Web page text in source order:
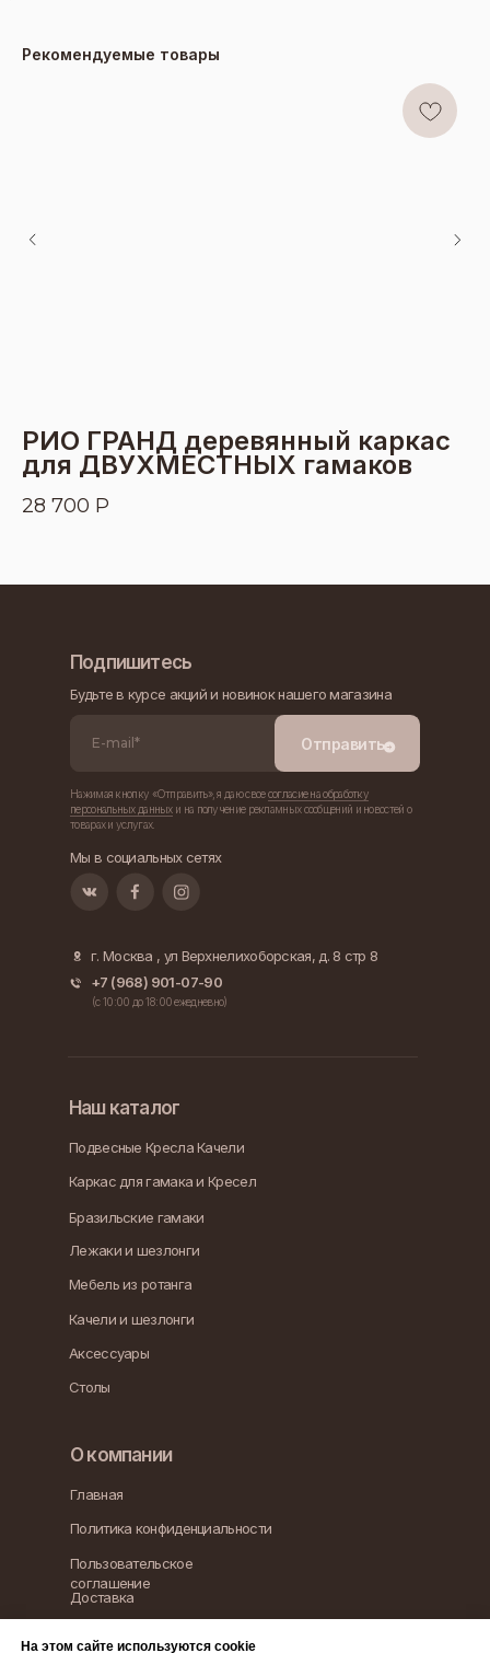
Рекомендуемые товары
РИО ГРАНД деревянный каркас
для ДВУХМЕСТНЫХ гамаков
28 700 Р
г. Москва , ул Верхнелихоборская, д. 8 стр 8
+7 (968) 901-07-90
(c 10:00 до 18:00 ежедневно)
Нажимая кнопку «Отправить», я даю своесогласие на обработку
персональных данныхи на получение рекламных сообщений и новостей о
товарах и услугах.
Наш каталог
Подвесные Кресла Качели
Каркас для гамака и Кресел
Бразильские гамаки
Лежаки и шезлонги
Мебель из ротанга
Качели и шезлонги
Аксессуары
Столы
О компании
Главная
Подпишитесь
Будьте в курсе акций и новинок нашего магазина
Мы в социальных сетях
Отправить
Политика конфиденциальности
Пользовательское
соглашение
Доставка
На этом сайте используются cookie